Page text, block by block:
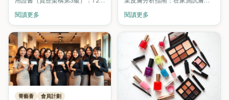
部香薰按摩、CEF資助高達
$11,380。美容師加修芳香療法，
打造高端 Spa 級護理服務。
閱讀更多
指南）
個月護膚計劃、飲食建議、男士
護膚步驟，以及何時需要專業皮
膚分析或醫美支援。
閱讀更多
菁藝薈 會員計劃